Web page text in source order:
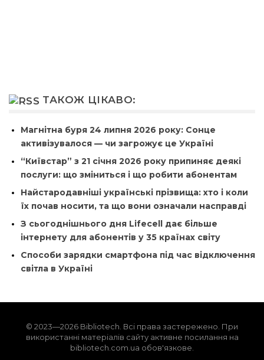
ТАКОЖ ЦІКАВО:
Магнітна буря 24 липня 2026 року: Сонце
активізувалося — чи загрожує це Україні
“Київстар” з 21 січня 2026 року припиняє деякі
послуги: що зміниться і що робити абонентам
Найстародавніші українські прізвища: хто і коли
їх почав носити, та що вони означали насправді
З сьогоднішнього дня Lifecell дає більше
інтернету для абонентів у 35 країнах світу
Способи зарядки смартфона під час відключення
світла в Україні
© 2023—2026 Bibliotech. Всі права застережено. При
використанні матеріалів сайту активне посилання на
bibliotech.com.ua обов'язкове.